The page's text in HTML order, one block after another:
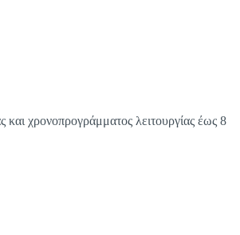
και χρονοπρογράμματος λειτουργίας έως 8